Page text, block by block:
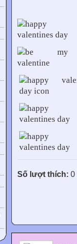
Số lượt thích: 0